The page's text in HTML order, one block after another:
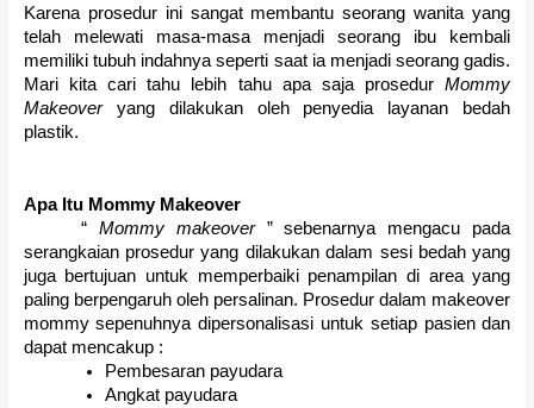
Karena prosedur ini sangat membantu seorang wanita yang
telah melewati masa-masa menjadi seorang ibu kembali
memiliki tubuh indahnya seperti saat ia menjadi seorang gadis.
Mari kita cari tahu lebih tahu apa saja prosedurMommy
Makeover yang dilakukan oleh penyedia layanan bedah
plastik.
Apa Itu Mommy Makeover
“ Mommy makeover ” sebenarnya mengacu pada
serangkaian prosedur yang dilakukan dalam sesi bedah yang
juga bertujuan untuk memperbaiki penampilan di area yang
paling berpengaruh oleh persalinan. Prosedur dalam makeover
mommy sepenuhnya dipersonalisasi untuk setiap pasien dan
dapat mencakup :
Pembesaran payudara
Angkat payudara